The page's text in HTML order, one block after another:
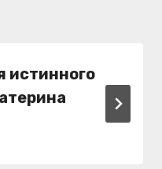
истинного